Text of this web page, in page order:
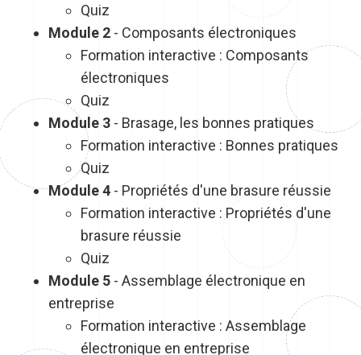
Quiz
Module 2 - Composants électroniques
Formation interactive : Composants
électroniques
Quiz
Module 3 - Brasage, les bonnes pratiques
Formation interactive : Bonnes pratiques
Quiz
Module 4 - Propriétés d'une brasure réussie
Formation interactive : Propriétés d'une
brasure réussie
Quiz
Module 5 - Assemblage électronique en
entreprise
Formation interactive : Assemblage
électronique en entreprise